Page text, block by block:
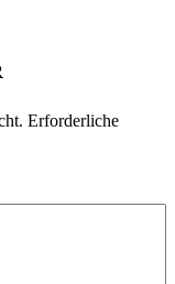
Erforderliche